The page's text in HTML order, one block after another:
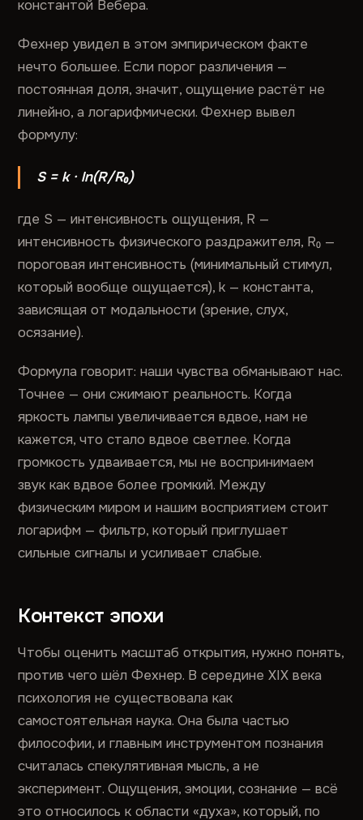
константой Вебера.
Фехнер увидел в этом эмпирическом факте
нечто большее. Если порог различения —
постоянная доля, значит, ощущение растёт не
линейно, а логарифмически. Фехнер вывел
формулу:
S = k · ln(R/R₀)
где S — интенсивность ощущения, R —
интенсивность физического раздражителя, R₀ —
пороговая интенсивность (минимальный стимул,
который вообще ощущается), k — константа,
зависящая от модальности (зрение, слух,
осязание).
Формула говорит: наши чувства обманывают нас.
Точнее — они сжимают реальность. Когда
яркость лампы увеличивается вдвое, нам не
кажется, что стало вдвое светлее. Когда
громкость удваивается, мы не воспринимаем
звук как вдвое более громкий. Между
физическим миром и нашим восприятием стоит
логарифм — фильтр, который приглушает
сильные сигналы и усиливает слабые.
Контекст эпохи
Чтобы оценить масштаб открытия, нужно понять,
против чего шёл Фехнер. В середине XIX века
психология не существовала как
самостоятельная наука. Она была частью
философии, и главным инструментом познания
считалась спекулятивная мысль, а не
эксперимент. Ощущения, эмоции, сознание — всё
это относилось к области «духа», который, по